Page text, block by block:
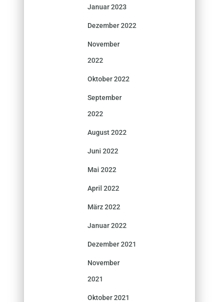
Januar 2023
Dezember 2022
November
2022
Oktober 2022
September
2022
August 2022
Juni 2022
Mai 2022
April 2022
März 2022
Januar 2022
Dezember 2021
November
2021
Oktober 2021